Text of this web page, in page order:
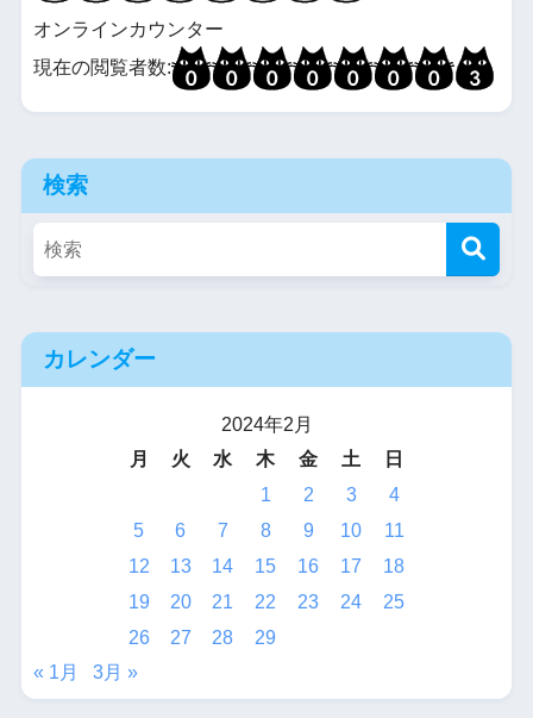
オンラインカウンター
現在の閲覧者数:
検索
カレンダー
2024年2月
月
火 水 木 金 土
日
1
2 3
4
5
6 7 8 9 10
11
12
13 14 15 16 17
18
19
20 21 22 23 24
25
26
27 28
29
« 1月
3月 »